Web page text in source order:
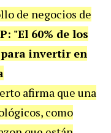
de negocios de
"El 60% de los
invertir en
afirma que una
como